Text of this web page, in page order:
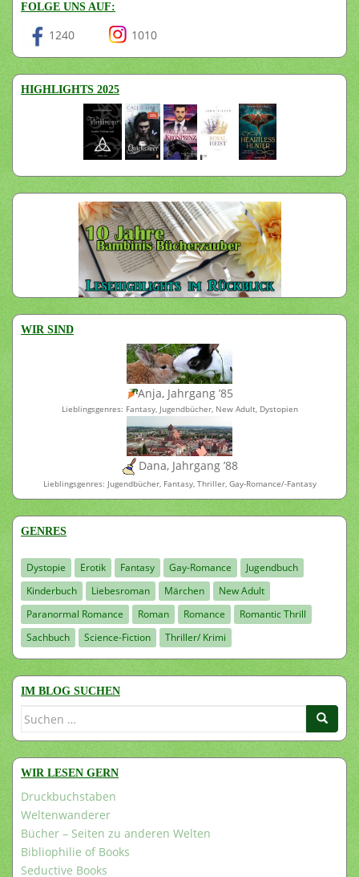
FOLGE UNS AUF:
1240 1010
HIGHLIGHTS 2025
WIR SIND
Anja, Jahrgang ’85
Lieblingsgenres: Fantasy, Jugendbücher, New Adult, Dystopien
Dana, Jahrgang ’88
Lieblingsgenres: Jugendbücher, Fantasy, Thriller, Gay-Romance/-Fantasy
GENRES
Dystopie Erotik Fantasy Gay-Romance
Jugendbuch
Kinderbuch
Liebesroman Märchen
New Adult
Paranormal Romance
Roman Romance
Romantic Thrill
Sachbuch
Science-Fiction Thriller/ Krimi
IM BLOG SUCHEN
Suchen
WIR LESEN GERN
Druckbuchstaben
Weltenwanderer
Bücher – Seiten zu anderen Welten
Bibliophilie of Books
Seductive Books